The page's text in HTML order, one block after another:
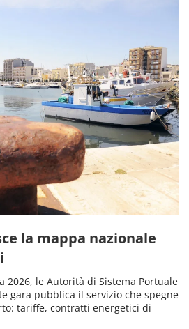
la mappa nazionale
2026, le Autorità di Sistema Portuale
gara pubblica il servizio che spegne
tariffe, contratti energetici di